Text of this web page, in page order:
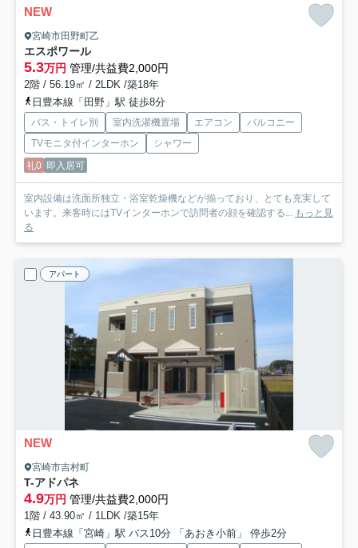
NEW
宮崎市田野町乙
エスポワール
5.3万円 管理/共益費2,000円
2階 / 56.19㎡ / 2LDK /築18年
日豊本線「田野」駅 徒歩8分
バス・トイレ別 室内洗濯機置場 エアコン
バルコニー
TVモニタ付インターホン
シャワー
礼0 即入居可
室内設備は洗面所独立・浴室乾燥機などが揃っており、とても充実して
います。来客時にはTVインターホンで訪問者の顔を確認する...
もっと見
る
アパート
NEW
宮崎市吉村町
T-アドパネ
4.9万円 管理/共益費2,000円
1階 / 43.90㎡ / 1LDK /築15年
日豊本線「宮崎」駅 バス10分 「あおき小前」 停歩2分